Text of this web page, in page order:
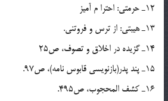
12ـ حرمتي: احترا م آميز
13ـ هيبتي: از ترس و فروتني.
14ـ گزيده در اخلاق و تصوف، ص25
15ـ پند پدر(بازنويسي قابوس نامه)، ص97.
16ـ کشف المحجوب، ص495.